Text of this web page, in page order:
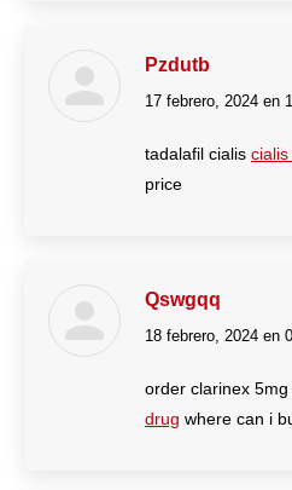
Pzdutb
dice:
17 febrero, 2024 en
tadalafil cialis
price
Qswgqq
dice:
18 febrero, 2024 en
order clarinex 5mg
drug where can i